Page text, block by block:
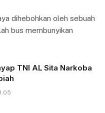
dihebohkan oleh sebuah
bus membunyikan
TNI AL Sita Narkoba